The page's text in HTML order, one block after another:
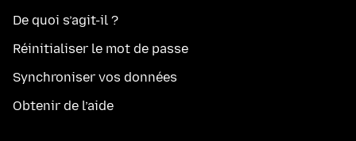
De quoi s’agit-il ?
Réinitialiser le mot de passe
Synchroniser vos données
Obtenir de l’aide